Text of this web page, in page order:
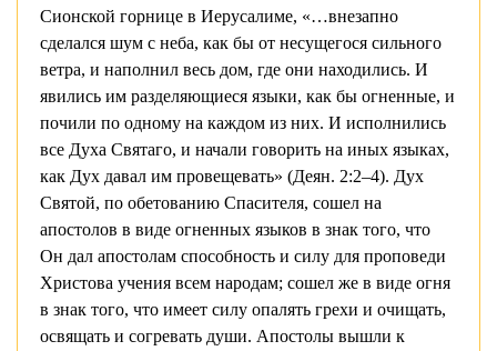
Сионской горнице в Иерусалиме, «…внезапно
сделался шум с неба, как бы от несущегося сильного
ветра, и наполнил весь дом, где они находились. И
явились им разделяющиеся языки, как бы огненные, и
почили по одному на каждом из них. И исполнились
все Духа Святаго, и начали говорить на иных языках,
как Дух давал им провещевать» (Деян. 2:2–4). Дух
Святой, по обетованию Спасителя, сошел на
апостолов в виде огненных языков в знак того, что
Он дал апостолам способность и силу для проповеди
Христова учения всем народам; сошел же в виде огня
в знак того, что имеет силу опалять грехи и очищать,
освящать и согревать души. Апостолы вышли к